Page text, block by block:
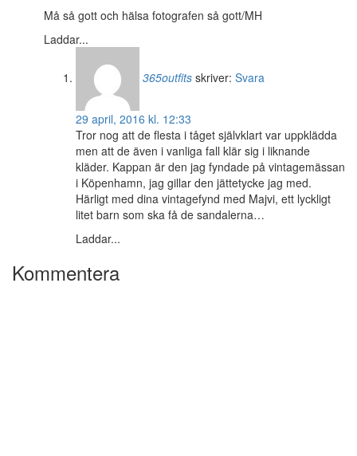
Må så gott och hälsa fotografen så gott/MH
Laddar...
365outfits skriver: Svara
29 april, 2016 kl. 12:33
Tror nog att de flesta i tåget självklart var uppklädda
men att de även i vanliga fall klär sig i liknande
kläder. Kappan är den jag fyndade på vintagemässan
i Köpenhamn, jag gillar den jättetycke jag med.
Härligt med dina vintagefynd med Majvi, ett lyckligt
litet barn som ska få de sandalerna…
Laddar...
Kommentera